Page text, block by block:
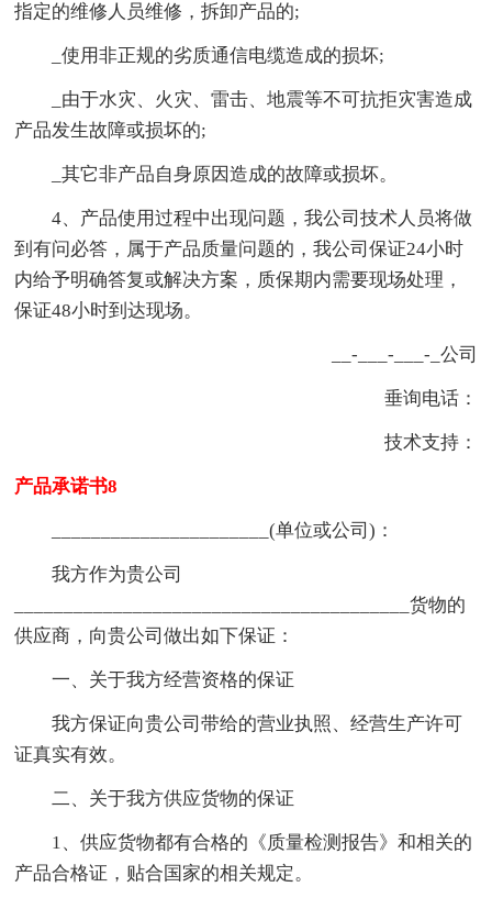
指定的维修人员维修，拆卸产品的;
_使用非正规的劣质通信电缆造成的损坏;
_由于水灾、火灾、雷击、地震等不可抗拒灾害造成
产品发生故障或损坏的;
_其它非产品自身原因造成的故障或损坏。
4、产品使用过程中出现问题，我公司技术人员将做
到有问必答，属于产品质量问题的，我公司保证24小时
内给予明确答复或解决方案，质保期内需要现场处理，
保证48小时到达现场。
__-___-___-_公司
垂询电话：
技术支持：
产品承诺书8
______________________(单位或公司)：
我方作为贵公司
________________________________________货物的
供应商，向贵公司做出如下保证：
一、关于我方经营资格的保证
我方保证向贵公司带给的营业执照、经营生产许可
证真实有效。
二、关于我方供应货物的保证
1、供应货物都有合格的《质量检测报告》和相关的
产品合格证，贴合国家的相关规定。